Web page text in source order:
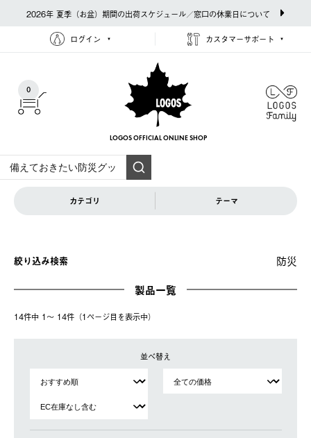
2026年 夏季（お盆）期間の出荷スケジュール／窓口の休業日について
ログイン カスタマーサポート
0
LOGOS OFFICIAL ONLINE SHOP
カテゴリ テーマ
絞り込み検索 防災
製品一覧
14件中 1〜 14件（1ページ⽬を表⽰中）
並べ替え